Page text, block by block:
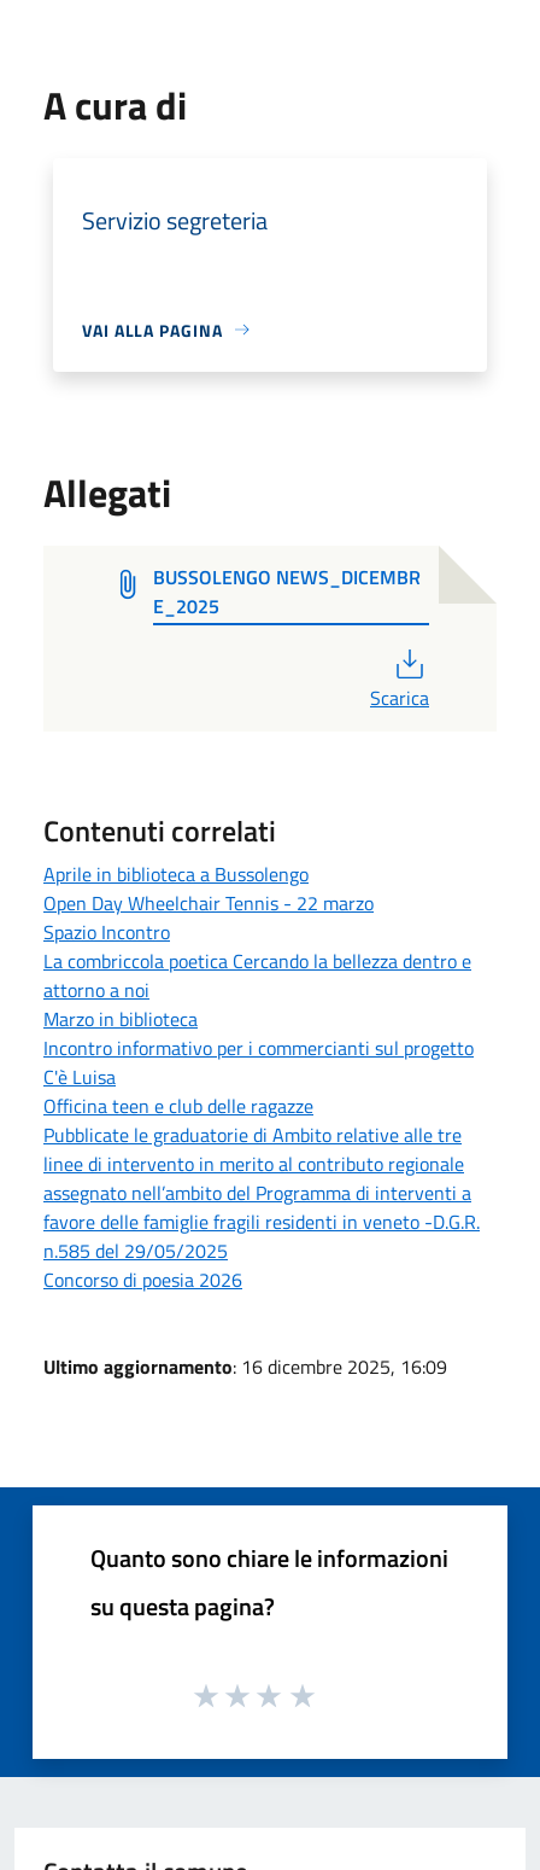
A cura di
Servizio segreteria
VAI ALLA PAGINA
Allegati
BUSSOLENGO NEWS_DICEMBR
E_2025
Scarica
Contenuti correlati
Aprile in biblioteca a Bussolengo
Open Day Wheelchair Tennis - 22 marzo
Spazio Incontro
La combriccola poetica Cercando la bellezza dentro e
attorno a noi
Marzo in biblioteca
Incontro informativo per i commercianti sul progetto
C'è Luisa
Officina teen e club delle ragazze
Pubblicate le graduatorie di Ambito relative alle tre
linee di intervento in merito al contributo regionale
assegnato nell’ambito del Programma di interventi a
favore delle famiglie fragili residenti in veneto -D.G.R.
n.585 del 29/05/2025
Concorso di poesia 2026
Ultimo aggiornamento: 16 dicembre 2025, 16:09
Quanto sono chiare le informazioni
su questa pagina?